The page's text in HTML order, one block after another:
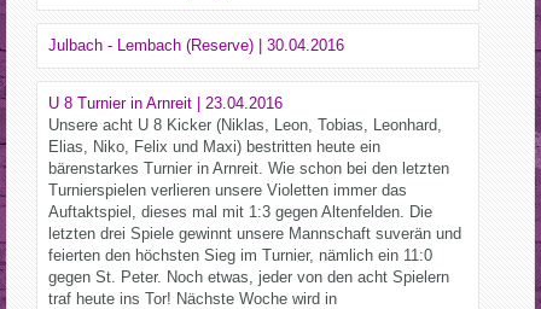
Julbach - Lembach (Reserve) | 30.04.2016
U 8 Turnier in Arnreit | 23.04.2016
Unsere acht U 8 Kicker (Niklas, Leon, Tobias, Leonhard,
Elias, Niko, Felix und Maxi) bestritten heute ein
bärenstarkes Turnier in Arnreit. Wie schon bei den letzten
Turnierspielen verlieren unsere Violetten immer das
Auftaktspiel, dieses mal mit 1:3 gegen Altenfelden. Die
letzten drei Spiele gewinnt unsere Mannschaft suverän und
feierten den höchsten Sieg im Turnier, nämlich ein 11:0
gegen St. Peter. Noch etwas, jeder von den acht Spielern
traf heute ins Tor! Nächste Woche wird in